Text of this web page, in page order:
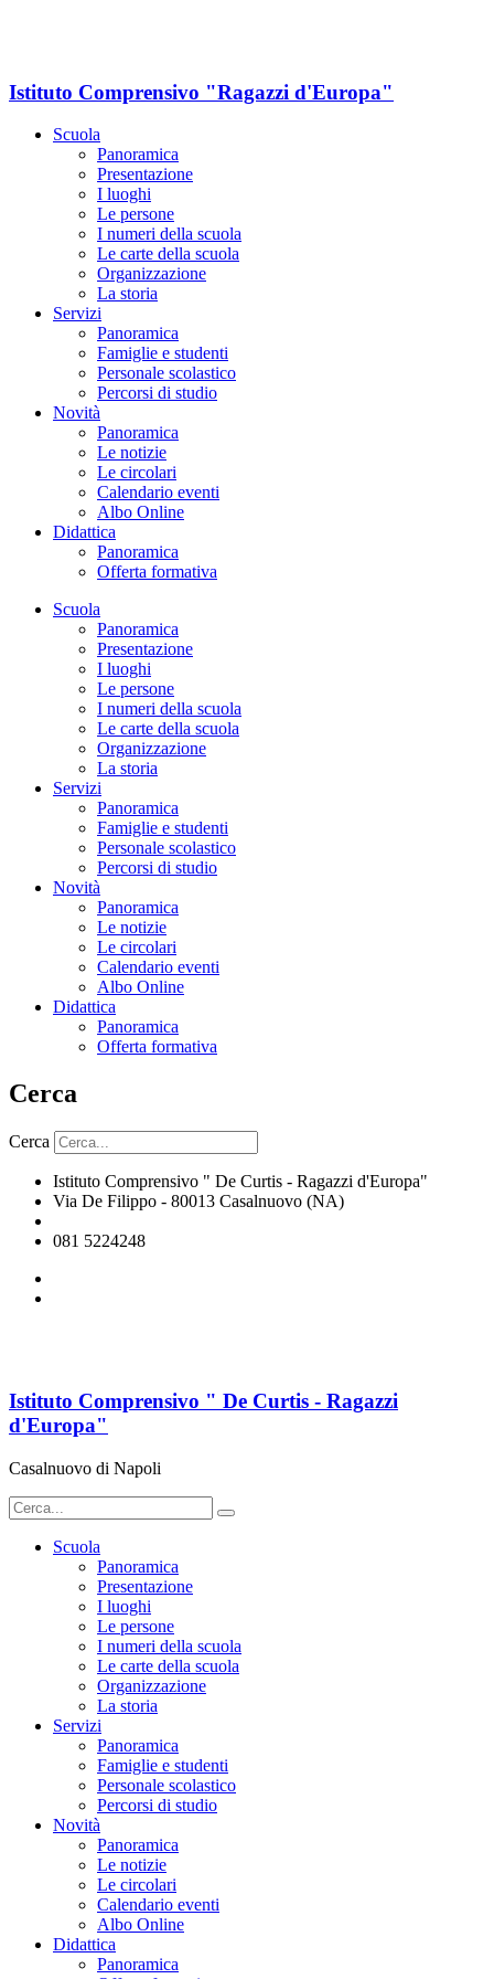
Istituto Comprensivo "Ragazzi d'Europa"
Scuola
Panoramica
Presentazione
I luoghi
Le persone
I numeri della scuola
Le carte della scuola
Organizzazione
La storia
Servizi
Panoramica
Famiglie e studenti
Personale scolastico
Percorsi di studio
Novità
Panoramica
Le notizie
Le circolari
Calendario eventi
Albo Online
Didattica
Panoramica
Offerta formativa
Scuola
Panoramica
Presentazione
I luoghi
Le persone
I numeri della scuola
Le carte della scuola
Organizzazione
La storia
Servizi
Panoramica
Famiglie e studenti
Personale scolastico
Percorsi di studio
Novità
Panoramica
Le notizie
Le circolari
Calendario eventi
Albo Online
Didattica
Panoramica
Offerta formativa
Cerca
Cerca
Istituto Comprensivo " De Curtis - Ragazzi d'Europa"
Via De Filippo - 80013 Casalnuovo (NA)
081 5224248
Istituto Comprensivo " De Curtis - Ragazzi
d'Europa"
Casalnuovo di Napoli
Scuola
Panoramica
Presentazione
I luoghi
Le persone
I numeri della scuola
Le carte della scuola
Organizzazione
La storia
Servizi
Panoramica
Famiglie e studenti
Personale scolastico
Percorsi di studio
Novità
Panoramica
Le notizie
Le circolari
Calendario eventi
Albo Online
Didattica
Panoramica